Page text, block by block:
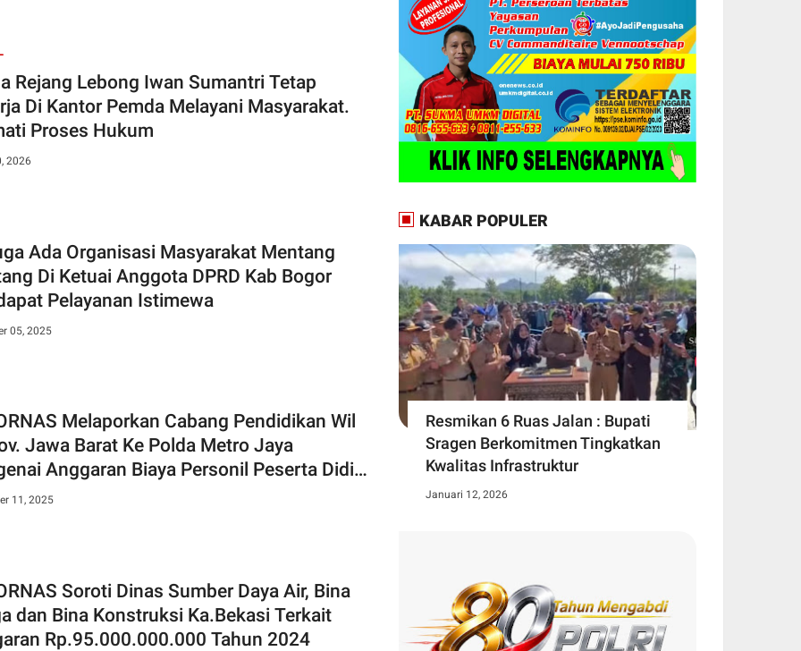
Rejang Lebong Iwan Sumantri Tetap
Di Kantor Pemda Melayani Masyarakat.
Proses Hukum
2026
Ada Organisasi Masyarakat Mentang
Di Ketuai Anggota DPRD Kab Bogor
Pelayanan Istimewa
05, 2025
Melaporkan Cabang Pendidikan Wil
Jawa Barat Ke Polda Metro Jaya
Anggaran Biaya Personil Peserta Didik
108,9 Miliar
11, 2025
Dinas Sumber Daya Air, Bina
dan Bina Konstruksi Ka.Bekasi Terkait
Rp.95.000.000.000 Tahun 2024
KABAR POPULER
Resmikan 6 Ruas Jalan : Bupati
Sragen Berkomitmen Tingkatkan
Kwalitas Infrastruktur
Januari 12, 2026